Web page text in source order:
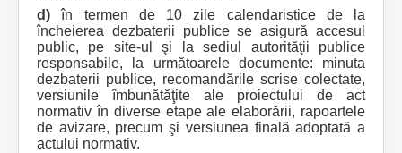
d) în termen de 10 zile calendaristice de la
încheierea dezbaterii publice se asigură accesul
public, pe site-ul şi la sediul autorităţii publice
responsabile, la următoarele documente: minuta
dezbaterii publice, recomandările scrise colectate,
versiunile îmbunătăţite ale proiectului de act
normativ în diverse etape ale elaborării, rapoartele
de avizare, precum şi versiunea finală adoptată a
actului normativ.